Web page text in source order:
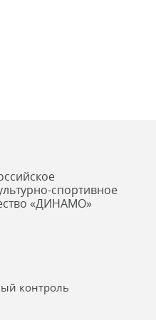
спортивное
«ДИНАМО»
контроль